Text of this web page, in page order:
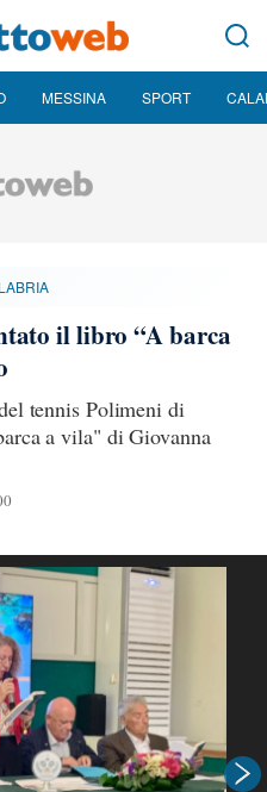
MESSINA SPORT
il libro “A barca
tennis Polimeni di
a vila" di Giovanna